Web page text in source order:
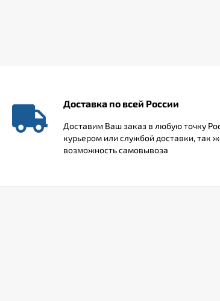
Доставка по всей России
Доставим Ваш заказ в любую точку
курьером или службой доставки, так
возможность самовывоза